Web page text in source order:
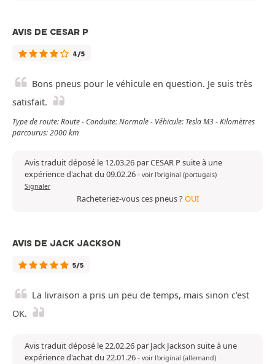
AVIS DE CESAR P
4/5
Bons pneus pour le véhicule en question. Je suis très
satisfait.
Type de route: Route - Conduite: Normale - Véhicule: Tesla M3 - Kilomètres
parcourus: 2000 km
Avis traduit déposé le 12.03.26 par CESAR P suite à une
expérience d'achat du 09.02.26- voir l'original (portugais)
Signaler
Racheteriez-vous ces pneus ?OUI
AVIS DE JACK JACKSON
5/5
La livraison a pris un peu de temps, mais sinon c’est
OK.
Avis traduit déposé le 22.02.26 par Jack Jackson suite à une
expérience d'achat du 22.01.26- voir l'original (allemand)